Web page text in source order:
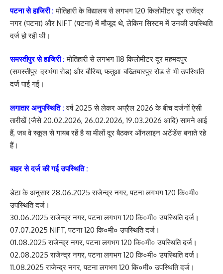
पटना से हाजिरी : मोतिहारी के विद्यालय से लगभग 120 किलोमीटर दूर राजेंद्र
नगर (पटना) और NIFT (पटना) में मौजूद थे, लेकिन सिस्टम में उनकी उपस्थिति
दर्ज हो रही थी।
समस्तीपुर से हाजिरी : मोतिहारी से लगभग 118 किलोमीटर दूर महमदपुर
(समस्तीपुर-दरभंगा रोड) और बौरिया, फतुआ-बख्तियारपुर रोड से भी उपस्थिति
दर्ज पाई गई।
लगातार अनुपस्थिति : वर्ष 2025 से लेकर अप्रैल 2026 के बीच दर्जनों ऐसी
तारीखें (जैसे 20.02.2026, 26.02.2026, 19.03.2026 आदि) सामने आई
हैं, जब वे स्कूल से गायब रहें है या मीलों दूर बैठकर ऑनलाइन अटेंडेंस बनाते रहे
हैं।
बाहर से दर्ज की गई उपस्थिति :
डेटा के अनुसार 28.06.2025 राजेन्द्र नगर, पटना लगभग 120 कि०मी०
उपस्थिति दर्ज।
30.06.2025 राजेन्द्र नगर, पटना लगभग 120 कि०मी० उपस्थिति दर्ज।
07.07.2025 NIFT, पटना 120 कि०मी० उपस्थिति दर्ज।
01.08.2025 राजेन्द्र नगर, पटना लगभग 120 कि०मी० उपस्थिति दर्ज।
02.08.2025 राजेन्द्र नगर, पटना लगभग 120 कि०मी० उपस्थिति दर्ज।
11.08.2025 राजेन्द्र नगर, पटना लगभग 120 कि०मी० उपस्थिति दर्ज।